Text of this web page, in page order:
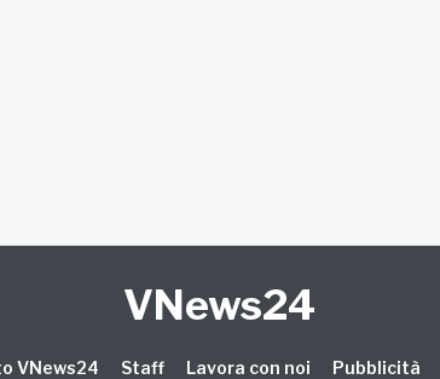
VNews24
VNews24 Staff Lavora con noi Pubblicità